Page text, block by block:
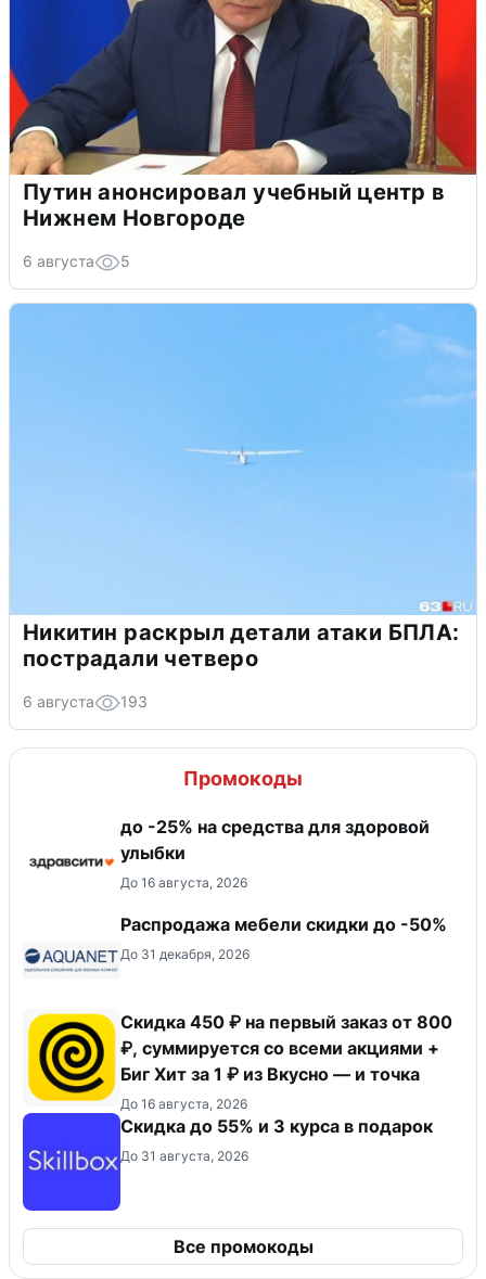
Путин анонсировал учебный центр в
Нижнем Новгороде
6 августа 5
Никитин раскрыл детали атаки БПЛА:
пострадали четверо
6 августа 193
Промокоды
до -25% на средства для здоровой
улыбки
До 16 августа, 2026
Распродажа мебели скидки до -50%
До 31 декабря, 2026
Скидка 450 ₽ на первый заказ от 800
₽, суммируется со всеми акциями +
Биг Хит за 1 ₽ из Вкусно — и точка
До 16 августа, 2026
Скидка до 55% и 3 курса в подарок
До 31 августа, 2026
Все промокоды